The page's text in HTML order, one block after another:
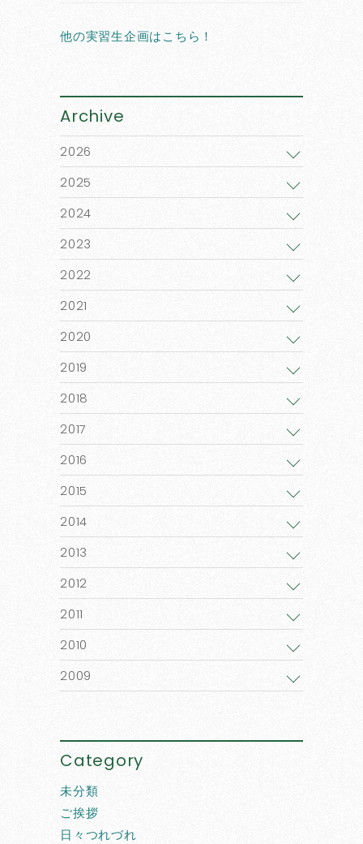
他の実習生企画はこちら！
Archive
2026
2025
2024
2023
2022
2021
2020
2019
2018
2017
2016
2015
2014
2013
2012
2011
2010
2009
Category
未分類
ご挨拶
日々つれづれ